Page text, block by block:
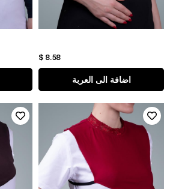
$ 8.58
اضافة الى العربة